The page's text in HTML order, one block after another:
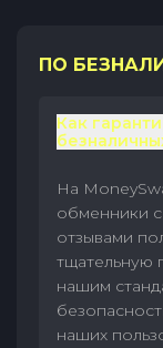
ПО
Как
На
обменники
отзывами
тщательную
нашим
наших